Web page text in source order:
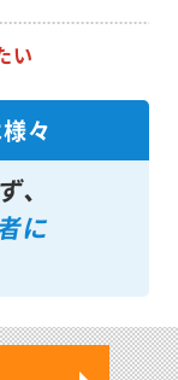
い
々
、
に